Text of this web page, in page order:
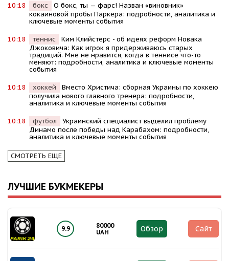
10:18 бокс
О бокс, ты — фарс! Назван «виновник»
кокаиновой пробы Паркера: подробности, аналитика и
ключевые моменты события
10:18 теннис
Kим Kлийстерс - об идеях реформ Новака
Джоковича: Kак игрок я придерживаюсь старых
традиций. Мне не нравится, когда в теннисе что-то
меняют: подробности, аналитика и ключевые моменты
события
10:18 хоккей
Вместо Христича: сборная Украины по хоккею
получила нового главного тренера: подробности,
аналитика и ключевые моменты события
10:18 футбол
Украинский специалист выделил проблему
Динамо после победы над Карабахом: подробности,
аналитика и ключевые моменты события
СМОТРЕТЬ ЕЩЕ
ЛУЧШИЕ БУКМЕКЕРЫ
9.9
80000
UAH
Обзор Сайт